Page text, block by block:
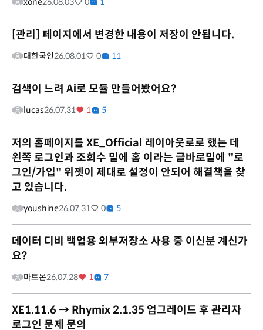
[관리] 페이지에서 변경한 내용이 저장이 안됩니다.
대한국인26.08.01 0 11
검색이 느려 Ai로 모듈 만들어봤어요?
lucas26.07.31 1 5
저의 홈페이지를 XE_Official 레이아웃로로 했는 데
왼쪽 로그인과 조회수 밑에 홈 이라는 글바로밑에 "로
그인/가입" 위젯이 제대로 설정이 안되어 해결책을 찾
고 있습니다.
youshine26.07.31 0 5
데이터 디비 백업용 외부저장소 사용 중 이신분 계신가
요?
마트몬26.07.28 1 7
XE1.11.6 → Rhymix 2.1.35 업그레이드 후 관리자
로그인 문제 문의